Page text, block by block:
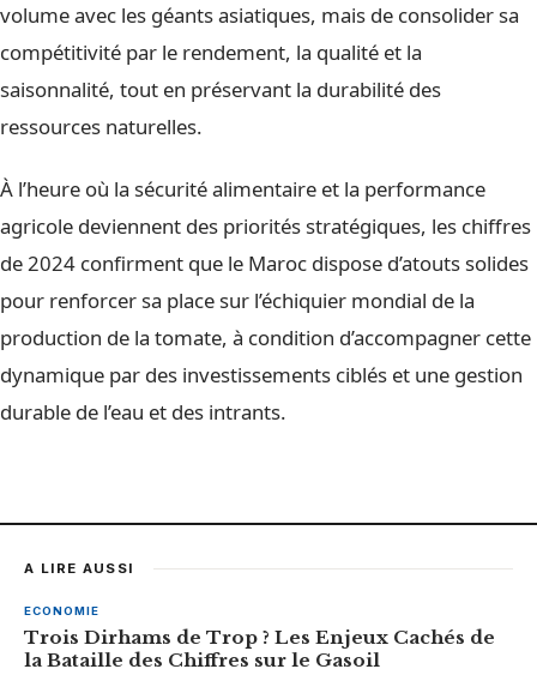
volume avec les géants asiatiques, mais de consolider sa
compétitivité par le rendement, la qualité et la
saisonnalité, tout en préservant la durabilité des
ressources naturelles.
À l’heure où la sécurité alimentaire et la performance
agricole deviennent des priorités stratégiques, les chiffres
de 2024 confirment que le Maroc dispose d’atouts solides
pour renforcer sa place sur l’échiquier mondial de la
production de la tomate, à condition d’accompagner cette
dynamique par des investissements ciblés et une gestion
durable de l’eau et des intrants.
A LIRE AUSSI
ECONOMIE
Trois Dirhams de Trop ? Les Enjeux Cachés de
la Bataille des Chiffres sur le Gasoil